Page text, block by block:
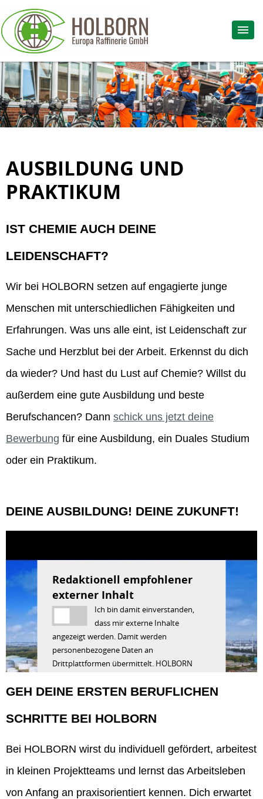
AUSBILDUNG UND
PRAKTIKUM
IST CHEMIE AUCH DEINE
LEIDENSCHAFT?
Wir bei HOLBORN setzen auf engagierte junge
Menschen mit unterschiedlichen Fähigkeiten und
Erfahrungen. Was uns alle eint, ist Leidenschaft zur
Sache und Herzblut bei der Arbeit. Erkennst du dich
da wieder? Und hast du Lust auf Chemie? Willst du
außerdem eine gute Ausbildung und beste
Berufschancen? Dann schick uns jetzt deine
Bewerbung für eine Ausbildung, ein Duales Studium
oder ein Praktikum.
DEINE AUSBILDUNG! DEINE ZUKUNFT!
Redaktionell empfohlener
externer Inhalt
Ich bin damit einverstanden,
dass mir externe Inhalte
angezeigt werden. Damit werden
personenbezogene Daten an
Drittplattformen übermittelt. HOLBORN
Einfluss. Näheres dazu lesen Sie in unserer
Anzeige jederzeit wieder deaktivieren.
GEH DEINE ERSTEN BERUFLICHEN
SCHRITTE BEI HOLBORN
Bei HOLBORN wirst du individuell gefördert, arbeitest
in kleinen Projektteams und lernst das Arbeitsleben
von Anfang an praxisorientiert kennen. Dich erwartet